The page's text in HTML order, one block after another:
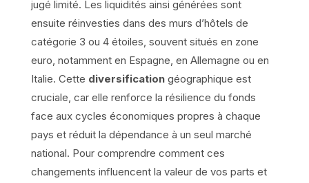
jugé limité. Les liquidités ainsi générées sont
ensuite réinvesties dans des murs d’hôtels de
catégorie 3 ou 4 étoiles, souvent situés en zone
euro, notamment en Espagne, en Allemagne ou en
Italie. Cette diversificationgéographique est
cruciale, car elle renforce la résilience du fonds
face aux cycles économiques propres à chaque
pays et réduit la dépendance à un seul marché
national. Pour comprendre comment ces
changements influencent la valeur de vos parts et